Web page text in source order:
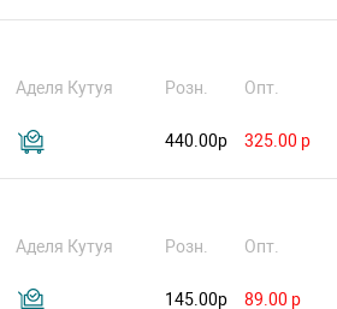
Аделя Кутуя Розн. Опт.
440.00р 325.00 р
Аделя Кутуя Розн. Опт.
145.00р 89.00 р